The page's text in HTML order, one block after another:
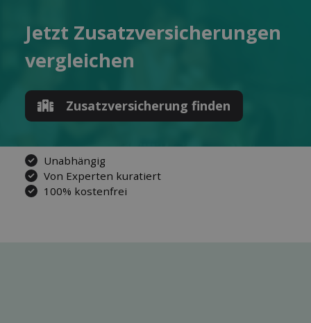
Jetzt Zusatz­versicherungen
ver­gleichen
Zusatz­versicherung finden
Unabhängig
Von Experten kuratiert
100% kostenfrei